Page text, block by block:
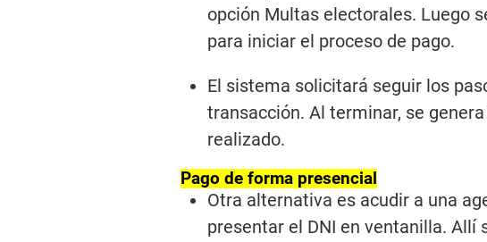
opción Multas electorales. Luego
para iniciar el proceso de pago.
El sistema solicitará seguir los
transacción. Al terminar, se
realizado.
Pago de forma presencial
Otra alternativa es acudir a una
presentar el DNI en ventanilla. Allí